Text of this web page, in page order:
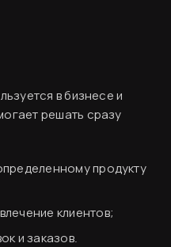
в бизнесе и
решать сразу
продукту
клиентов;
и заказов.